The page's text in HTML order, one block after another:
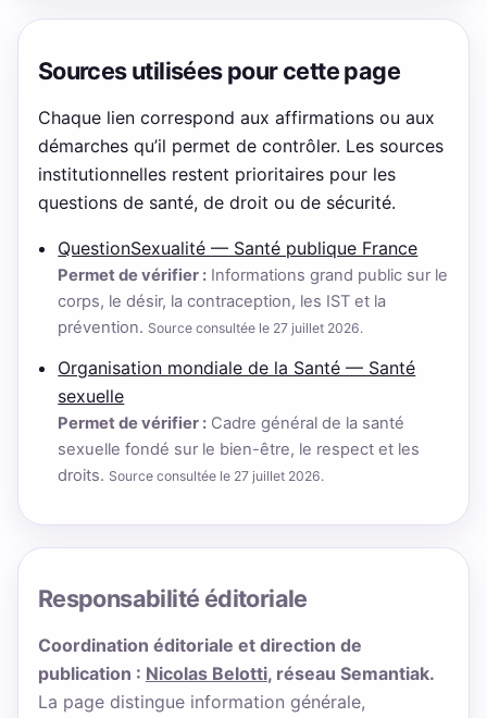
Sources utilisées pour cette page
Chaque lien correspond aux affirmations ou aux
démarches qu’il permet de contrôler. Les sources
institutionnelles restent prioritaires pour les
questions de santé, de droit ou de sécurité.
QuestionSexualité — Santé publique France
Permet de vérifier : Informations grand public sur le
corps, le désir, la contraception, les IST et la
prévention. Source consultée le 27 juillet 2026.
Organisation mondiale de la Santé — Santé
sexuelle
Permet de vérifier : Cadre général de la santé
sexuelle fondé sur le bien-être, le respect et les
droits. Source consultée le 27 juillet 2026.
Responsabilité éditoriale
Coordination éditoriale et direction de
publication : Nicolas Belotti, réseau Semantiak.
La page distingue information générale,